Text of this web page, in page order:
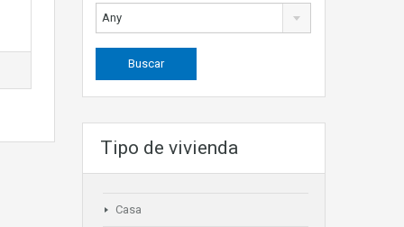
Any
Tipo de vivienda
Casa